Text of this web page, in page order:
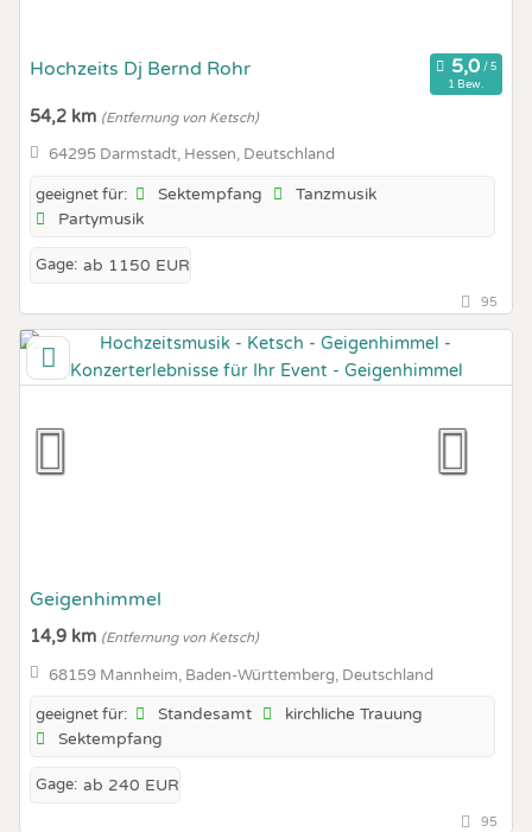
Hochzeits Dj Bernd Rohr
1 Bew.
54,2 km (Entfernung von Ketsch)
64295 Darmstadt, Hessen, Deutschland
geeignet für: Sektempfang
Tanzmusik
Partymusik
Gage: ab 1150 EUR
95
Geigenhimmel
14,9 km (Entfernung von Ketsch)
68159 Mannheim, Baden-Württemberg, Deutschland
geeignet für: Standesamt
kirchliche Trauung
Sektempfang
Gage: ab 240 EUR
95